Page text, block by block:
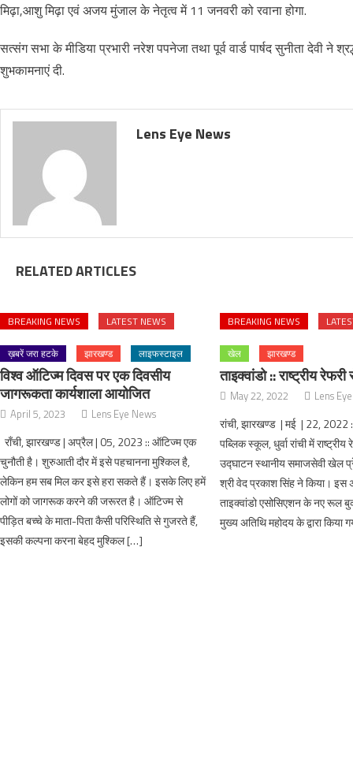
मिढ़ा,आशु मिढ़ा एवं अजय मुंजाल के नेतृत्व में 11 जनवरी को रवाना होगा.
सत्संग सभा के मीडिया प्रभारी नरेश पपनेजा तथा पूर्व वार्ड पार्षद सुनीता देवी ने
शुभकामनाएं दी.
Lens Eye News
RELATED ARTICLES
BREAKING NEWS LATEST NEWS
ख़बरें जरा हटके झारखण्ड लाइफस्टाइल
विश्व ऑटिज्म दिवस पर एक दिवसीय
जागरूकता कार्यशाला आयोजित
April 5, 2023 Lens Eye News
राँची, झारखण्ड | अप्रैल | 05, 2023 :: ऑटिज्म एक
चुनौती है। शुरुआती दौर में इसे पहचानना मुश्किल है,
लेकिन हम सब मिल कर इसे हरा सकते हैं। इसके लिए हमें
लोगों को जागरूक करने की जरूरत है। ऑटिज्म से
पीड़ित बच्चे के माता-पिता कैसी परिस्थिति से गुजरते हैं,
इसकी कल्पना करना बेहद मुश्किल […]
BREAKING NEWS
खेल झारखण्ड
ताइक्वांडो :: राष्ट्रीय
May 22, 2022 Lens
रांची, झारखण्ड | मई | 22,
पब्लिक स्कूल, धुर्वा रांची में राष्ट्रीय
उद्घाटन स्थानीय समाजसेवी खेल
श्री वेद प्रकाश सिंह ने किया। इस
ताइक्वांडो एसोसिएशन के नए रूल
मुख्य अतिथि महोदय के द्वारा